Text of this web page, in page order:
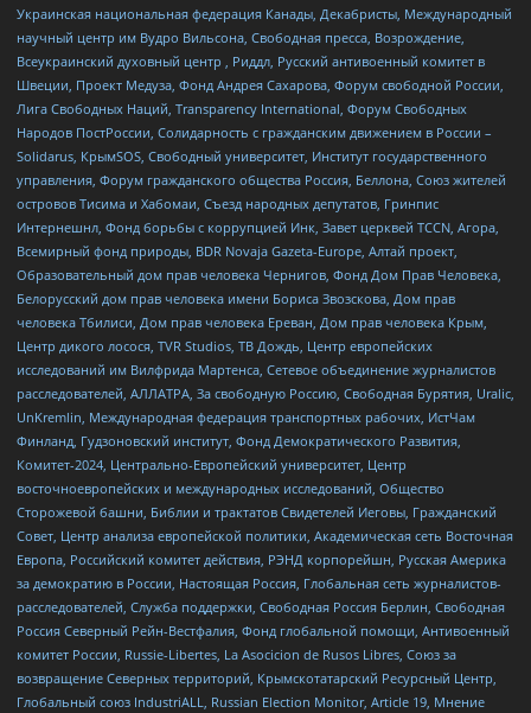
Украинская национальная федерация Канады, Декабристы, Международный
научный центр им Вудро Вильсона, Свободная пресса, Возрождение,
Всеукраинский духовный центр , Риддл, Русский антивоенный комитет в
Швеции, Проект Медуза, Фонд Андрея Сахарова, Форум свободной России,
Лига Свободных Наций, Transparеncy International, Форум Свободных
Народов ПостРоссии, Солидарность с гражданским движением в России –
Solidarus, КрымSOS, Свободный университет, Институт государственного
управления, Форум гражданского общества Россия, Беллона, Союз жителей
островов Тисима и Хабомаи, Съезд народных депутатов, Гринпис
Интернешнл, Фонд борьбы с коррупцией Инк, Завет церквей TCCN, Агора,
Всемирный фонд природы, BDR Novaja Gazeta-Europe, Алтай проект,
Образовательный дом прав человека Чернигов, Фонд Дом Прав Человека,
Белорусский дом прав человека имени Бориса Звозскова, Дом прав
человека Тбилиси, Дом прав человека Ереван, Дом прав человека Крым,
Центр дикого лосося, TVR Studios, ТВ Дождь, Центр европейских
исследований им Вилфрида Мартенса, Сетевое объединение журналистов
расследователей, АЛЛАТРА, За свободную Россию, Свободная Бурятия, Uralic,
UnKremlin, Международная федерация транспортных рабочих, ИстЧам
Финланд, Гудзоновский институт, Фонд Демократического Развития,
Комитет-2024, Центрально-Европейский университет, Центр
восточноевропейских и международных исследований, Общество
Сторожевой башни, Библии и трактатов Свидетелей Иеговы, Гражданский
Совет, Центр анализа европейской политики, Академическая сеть Восточная
Европа, Российский комитет действия, РЭНД корпорейшн, Русская Америка
за демократию в России, Настоящая Россия, Глобальная сеть журналистов-
расследователей, Служба поддержки, Свободная Россия Берлин, Свободная
Россия Северный Рейн-Вестфалия, Фонд глобальной помощи, Антивоенный
комитет России, Russie-Libertes, La Asocicion de Rusos Libres, Союз за
возвращение Северных территорий, Крымскотатарский Ресурсный Центр,
Глобальный союз IndustriALL, Russian Election Monitor, Article 19, Мнение